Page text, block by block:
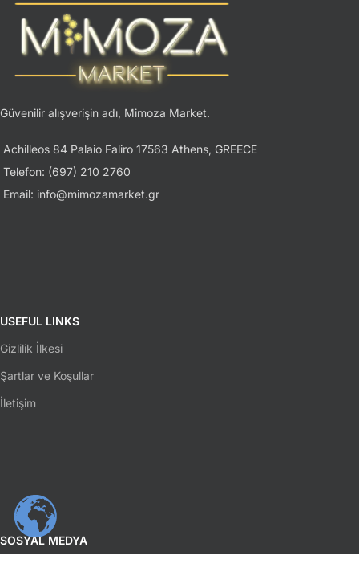
Güvenilir alışverişin adı, Mimoza Market.
Achilleos 84 Palaio Faliro 17563 Athens, GREECE
Telefon: (697) 210 2760
Email: info@mimozamarket.gr
USEFUL LINKS
Gizlilik İlkesi
Şartlar ve Koşullar
İletişim
SOSYAL MEDYA